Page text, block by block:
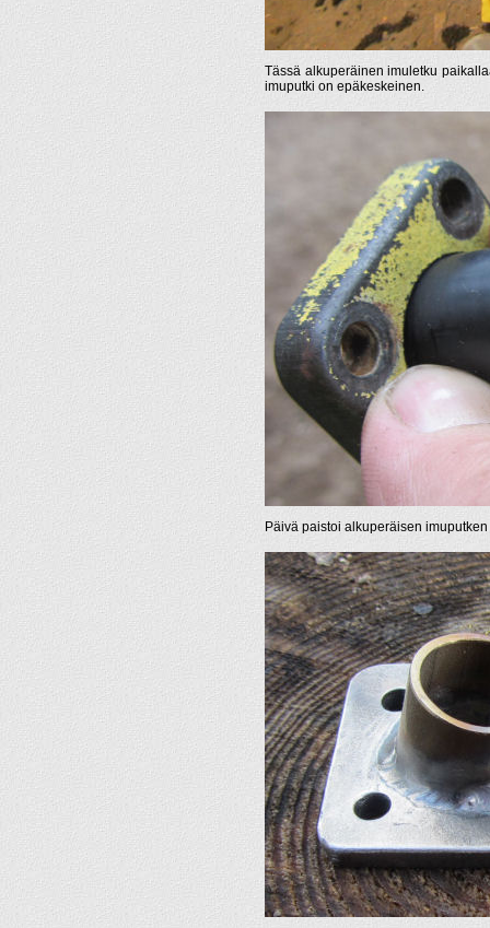
Tässä alkuperäinen imuletku
imuputki on epäkeskeinen.
Päivä paistoi alkuperäisen